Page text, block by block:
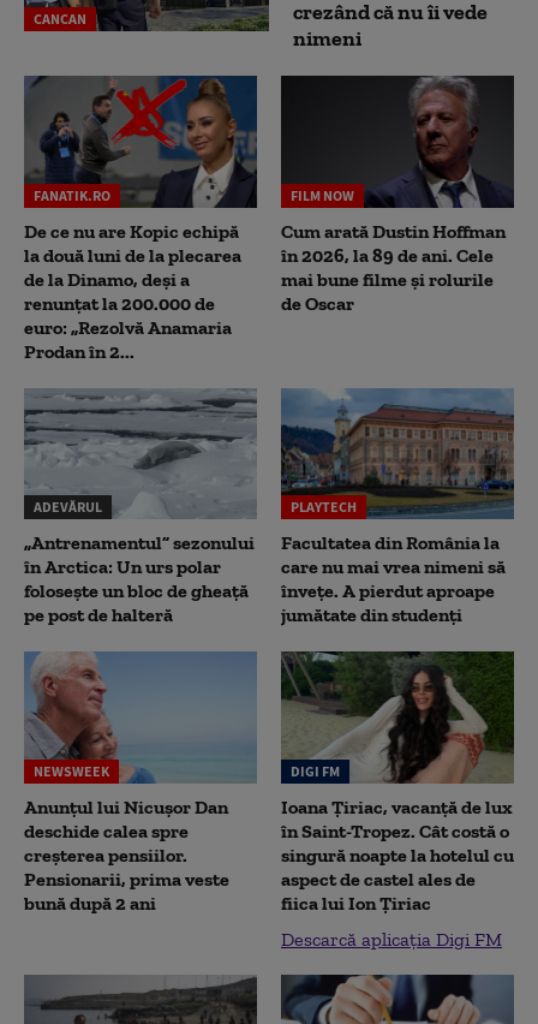
CANCAN
crezând că nu îi vede
nimeni
FANATIK.RO
De ce nu are Kopic echipă
la două luni de la plecarea
de la Dinamo, deși a
renunțat la 200.000 de
euro: „Rezolvă Anamaria
Prodan în 2...
FILM NOW
Cum arată Dustin Hoffman
în 2026, la 89 de ani. Cele
mai bune filme și rolurile
de Oscar
ADEVĂRUL
„Antrenamentul” sezonului
în Arctica: Un urs polar
folosește un bloc de gheață
pe post de halteră
PLAYTECH
Facultatea din România la
care nu mai vrea nimeni să
înveţe. A pierdut aproape
jumătate din studenţi
NEWSWEEK
Anunțul lui Nicușor Dan
deschide calea spre
creșterea pensiilor.
Pensionarii, prima veste
bună după 2 ani
DIGI FM
Ioana Țiriac, vacanță de lux
în Saint-Tropez. Cât costă o
singură noapte la hotelul cu
aspect de castel ales de
fiica lui Ion Țiriac
Descarcă aplicația Digi FM